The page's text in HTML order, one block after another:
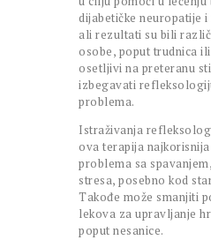
dijabetičke neuropatije
ali rezultati su bili
osobe, poput trudnica
osetljivi na preteranu
izbegavati
problema.
Istraživanja
ova terapija
problema sa
stresa, posebno kod
Takođe može smanjiti
lekova za upravljanje
poput nesanice.